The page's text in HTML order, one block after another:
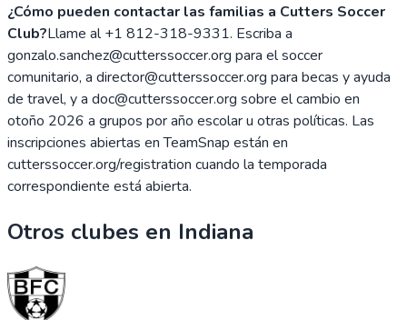
¿Cómo pueden contactar las familias a Cutters Soccer
Club?Llame al +1 812-318-9331. Escriba a
gonzalo.sanchez@cutterssoccer.org para el soccer
comunitario, a director@cutterssoccer.org para becas y ayuda
de travel, y a doc@cutterssoccer.org sobre el cambio en
otoño 2026 a grupos por año escolar u otras políticas. Las
inscripciones abiertas en TeamSnap están en
cutterssoccer.org/registration cuando la temporada
correspondiente está abierta.
Otros clubes en Indiana